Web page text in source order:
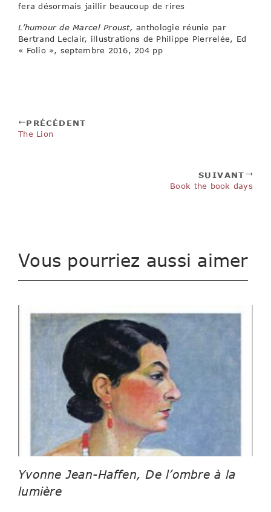
fera désormais jaillir beaucoup de rires
L’humour de Marcel Proust, anthologie réunie par
Bertrand Leclair, illustrations de Philippe Pierrelée, Ed
« Folio », septembre 2016, 204 pp
PRÉCÉDENT
The Lion
SUIVANT
Book the book days
Vous pourriez aussi aimer
Yvonne Jean-Haffen, De l’ombre à la
lumière